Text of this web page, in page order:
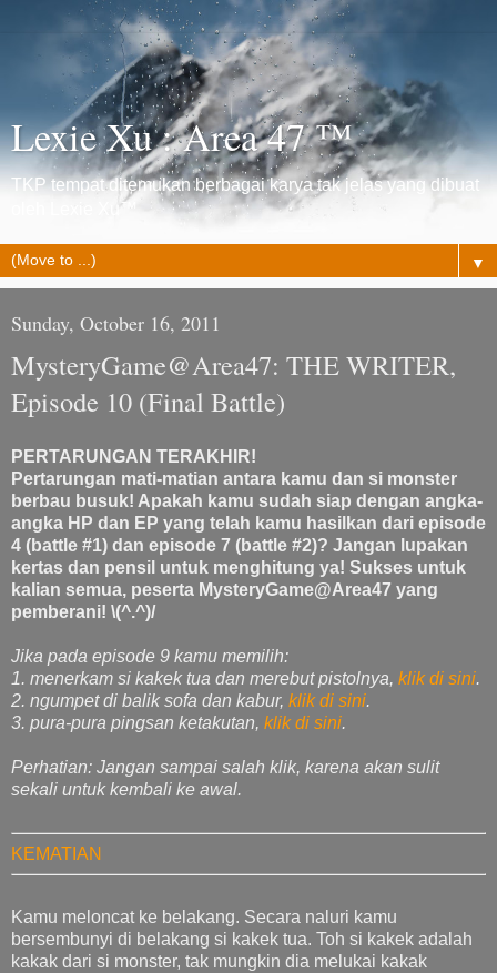
Lexie Xu : Area 47 ™
TKP tempat ditemukan berbagai karya tak jelas yang dibuat
oleh Lexie Xu™
▼
Sunday, October 16, 2011
MysteryGame@Area47: THE WRITER,
Episode 10 (Final Battle)
PERTARUNGAN TERAKHIR!
Pertarungan mati-matian antara kamu dan si monster
berbau busuk! Apakah kamu sudah siap dengan angka-
angka HP dan EP yang telah kamu hasilkan dari episode
4 (battle #1) dan episode 7 (battle #2)? Jangan lupakan
kertas dan pensil untuk menghitung ya! Sukses untuk
kalian semua, peserta MysteryGame@Area47 yang
pemberani! \(^.^)/
Jika pada episode 9 kamu memilih:
1. menerkam si kakek tua dan merebut pistolnya, klik di sini.
2. ngumpet di balik sofa dan kabur, klik di sini.
3. pura-pura pingsan ketakutan, klik di sini.
Perhatian: Jangan sampai salah klik, karena akan sulit
sekali untuk kembali ke awal.
KEMATIAN
Kamu meloncat ke belakang. Secara naluri kamu
bersembunyi di belakang si kakek tua. Toh si kakek adalah
kakak dari si monster, tak mungkin dia melukai kakak